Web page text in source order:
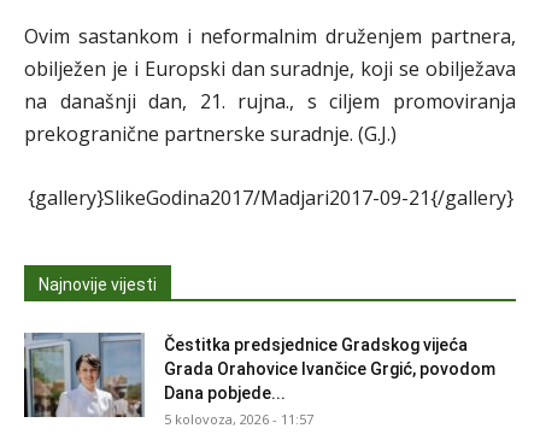
Ovim sastankom i neformalnim druženjem partnera,
obilježen je i Europski dan suradnje, koji se obilježava
na današnji dan, 21. rujna., s ciljem promoviranja
prekogranične partnerske suradnje. (G.J.)
{gallery}SlikeGodina2017/Madjari2017-09-21{/gallery}
Najnovije vijesti
Čestitka predsjednice Gradskog vijeća
Grada Orahovice Ivančice Grgić, povodom
Dana pobjede...
5 kolovoza, 2026 - 11:57